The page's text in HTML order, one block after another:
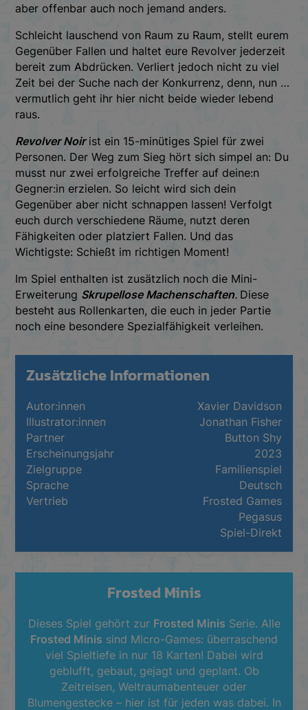
aber offenbar auch noch jemand anders.
Schleicht lauschend von Raum zu Raum, stellt eurem
Gegenüber Fallen und haltet eure Revolver jederzeit
bereit zum Abdrücken. Verliert jedoch nicht zu viel
Zeit bei der Suche nach der Konkurrenz, denn, nun …
vermutlich geht ihr hier nicht beide wieder lebend
raus.
Revolver Noirist ein 15-minütiges Spiel für zwei
Personen. Der Weg zum Sieg hört sich simpel an: Du
musst nur zwei erfolgreiche Treffer auf deine:n
Gegner:in erzielen. So leicht wird sich dein
Gegenüber aber nicht schnappen lassen! Verfolgt
euch durch verschiedene Räume, nutzt deren
Fähigkeiten oder platziert Fallen. Und das
Wichtigste: Schießt im richtigen Moment!
Im Spiel enthalten ist zusätzlich noch die Mini-
Erweiterung Skrupellose Machenschaften. Diese
besteht aus Rollenkarten, die euch in jeder Partie
noch eine besondere Spezialfähigkeit verleihen.
Zusätzliche Informationen
Autor:innen
Xavier Davidson
Illustrator:innen
Jonathan Fisher
Partner
Button Shy
Erscheinungsjahr
2023
Zielgruppe
Familienspiel
Sprache
Deutsch
Vertrieb
Frosted Games
Pegasus
Spiel-Direkt
Frosted Minis
Dieses Spiel gehört zur Frosted Minis Serie. Alle
Frosted Minis sind Micro-Games: überraschend
viel Spieltiefe in nur 18 Karten! Dabei wird
geblufft, gebaut, gejagt und geplant. Ob
Zeitreisen, Weltraumabenteuer oder
Blumengestecke – hier ist für jeden was dabei. In